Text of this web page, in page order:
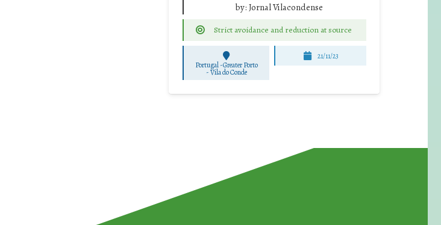
by: Jornal Vilacondense
Strict avoidance and reduction at source
Portugal -Greater Porto
-Vila do Conde
21/11/23